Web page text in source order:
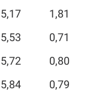
5,17 1,81
5,53 0,71
5,72 0,80
5,84 0,79